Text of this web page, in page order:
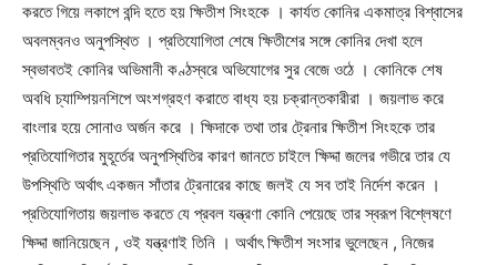
করতে গিয়ে লকাপে বন্দি হতে হয় ক্ষিতীশ সিংহকে । কার্যত কোনির একমাত্র বিশ্বাসের
অবলম্বনও অনুপস্থিত । প্রতিযোগিতা শেষে ক্ষিতীশের সঙ্গে কোনির দেখা হলে
স্বভাবতই কোনির অভিমানী কণ্ঠস্বরে অভিযোগের সুর বেজে ওঠে । কোনিকে শেষ
অবধি চ্যাম্পিয়নশিপে অংশগ্রহণ করাতে বাধ্য হয় চক্রান্তকারীরা । জয়লাভ করে
বাংলার হয়ে সোনাও অর্জন করে । ক্ষিদাকে তথা তার ট্রেনার ক্ষিতীশ সিংহকে তার
প্রতিযোগিতার মুহূর্তের অনুপস্থিতির কারণ জানতে চাইলে ক্ষিদ্দা জলের গভীরে তার যে
উপস্থিতি অর্থাৎ একজন সাঁতার ট্রেনারের কাছে জলই যে সব তাই নির্দেশ করেন ।
প্রতিযোগিতায় জয়লাভ করতে যে প্রবল যন্ত্রণা কোনি পেয়েছে তার স্বরূপ বিশ্লেষণে
ক্ষিদ্দা জানিয়েছেন , ওই যন্ত্রণাই তিনি । অর্থাৎ ক্ষিতীশ সংসার ভুলেছেন , নিজের